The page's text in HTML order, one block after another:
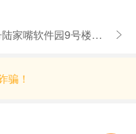
软件园9号楼南塔9层
骗！